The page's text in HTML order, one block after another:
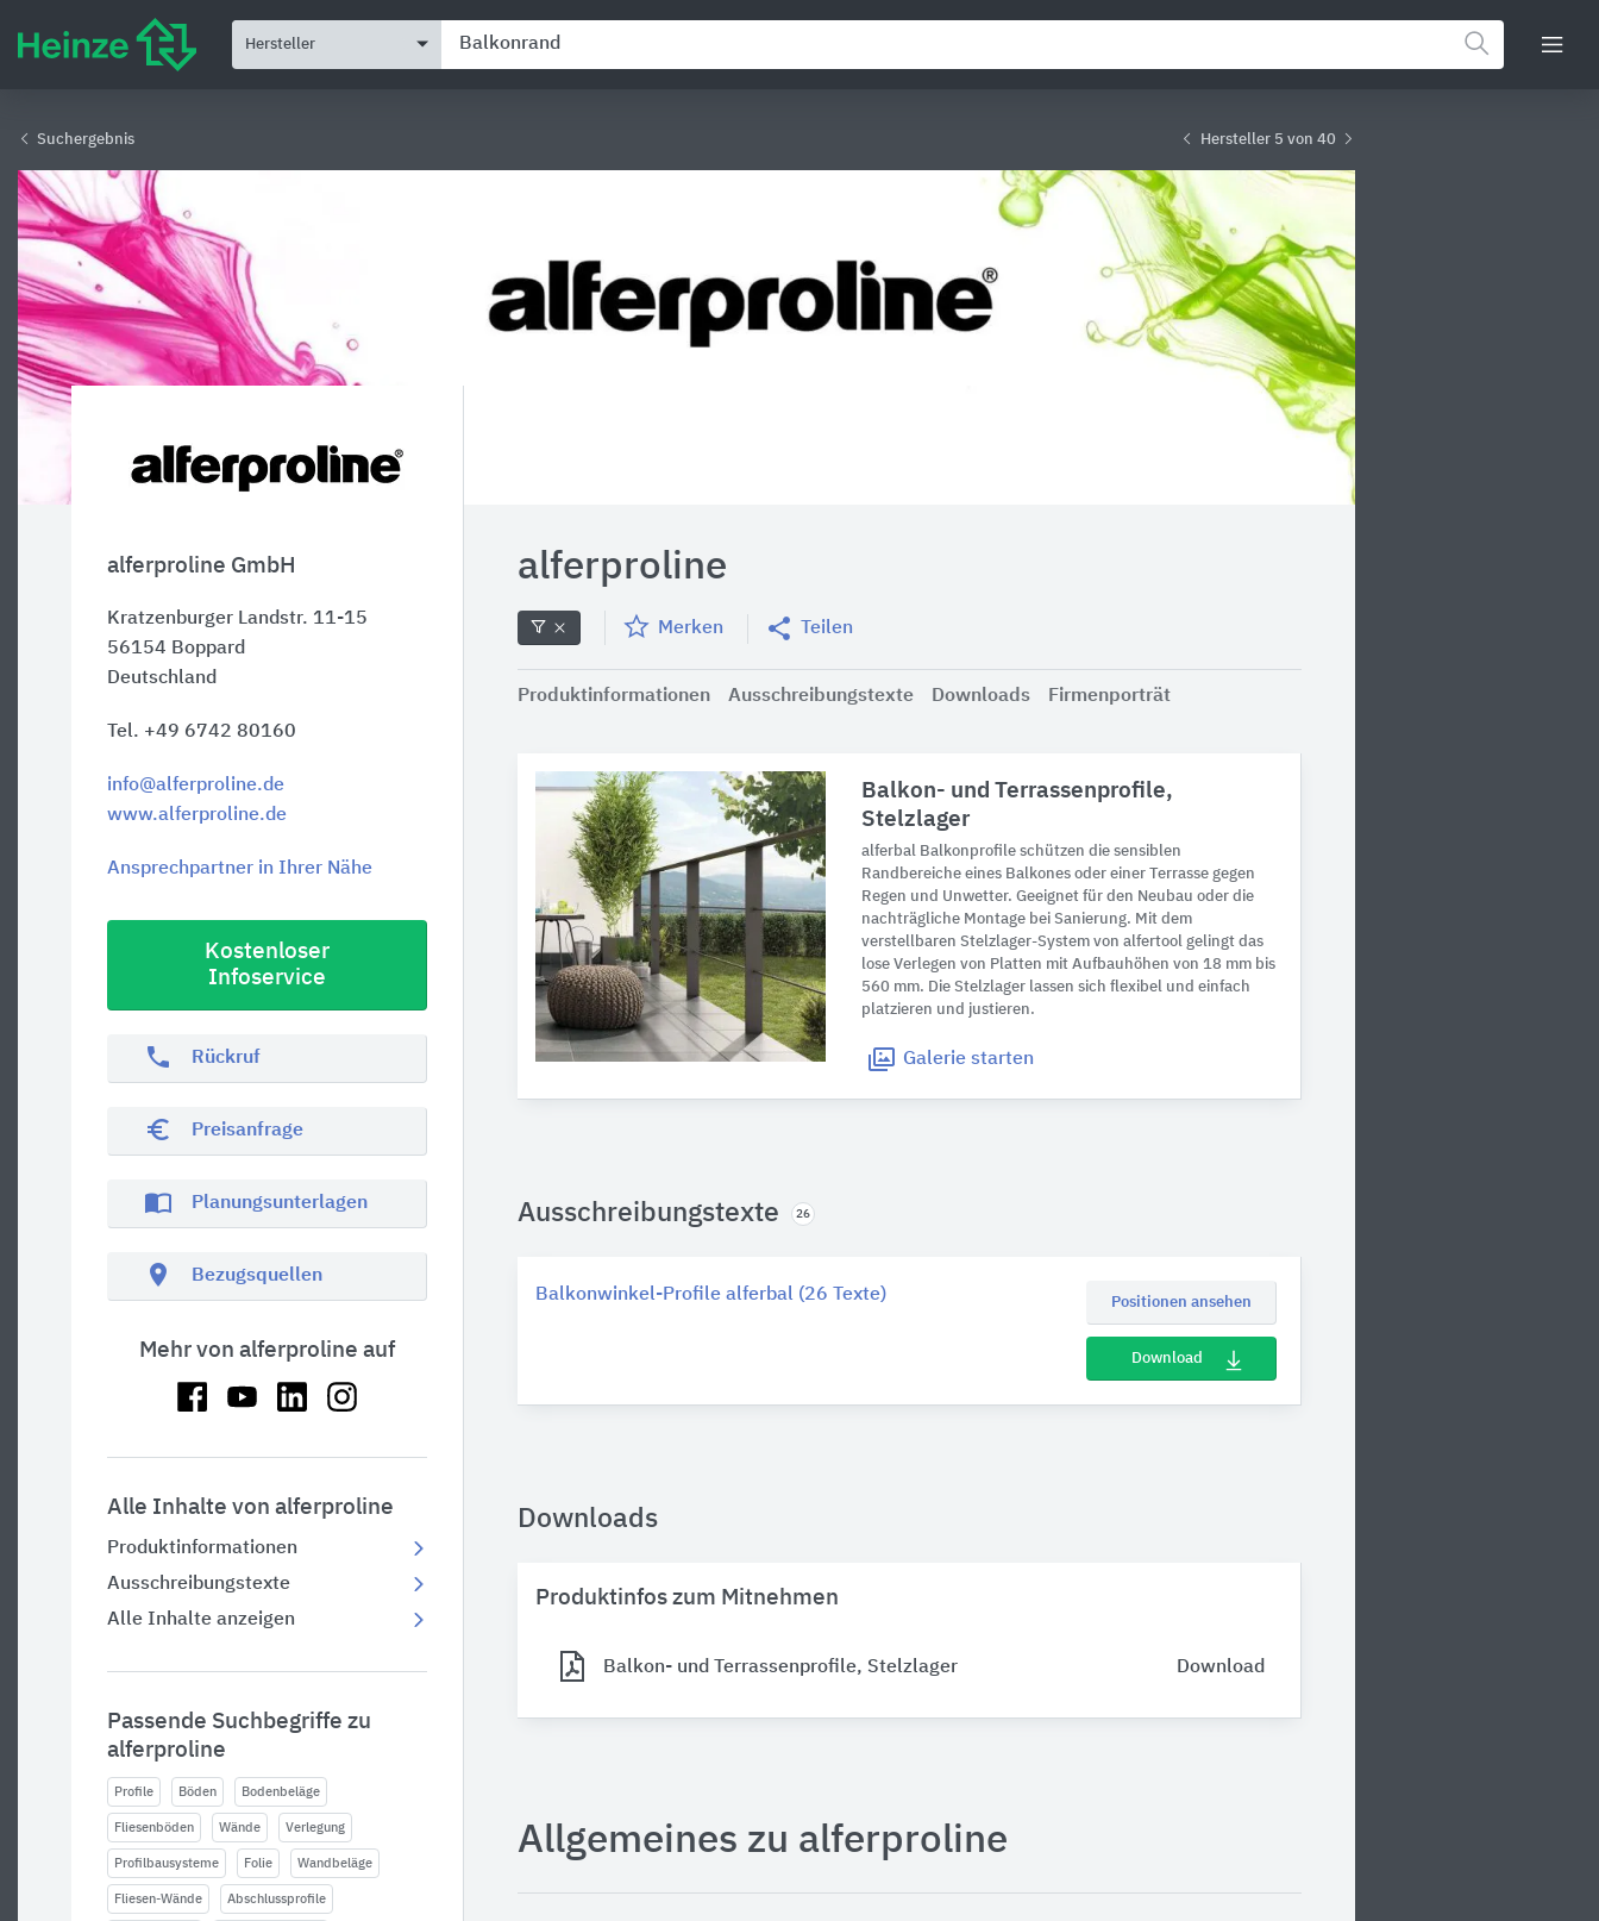
Hersteller
Suchergebnis Hersteller 5 von 40
alferproline GmbH
Kratzenburger Landstr. 11-15
56154 Boppard
Deutschland
Tel. +49 6742 80160
info@alferproline.de
www.alferproline.de
Ansprechpartner in Ihrer Nähe
Kostenloser
Infoservice
phone Rückruf
euro_symbol Preisanfrage
import_contacts Planungsunterlagen
location_on Bezugsquellen
Mehr von alferproline auf
Alle Inhalte von alferproline
Produktinformationen
Ausschreibungstexte
Alle Inhalte anzeigen
Passende Suchbegriffe zu
alferproline
Profile Böden Bodenbeläge
Fliesenböden Wände Verlegung
Profilbausysteme Folie Wandbeläge
Fliesen-Wände Abschlussprofile
alferproline
Merken Teilen
Produktinformationen Ausschreibungstexte Downloads Firmenporträt
Balkon- und Terrassenprofile,
Stelzlager
alferbal Balkonprofile schützen die sensiblen
Randbereiche eines Balkones oder einer Terrasse gegen
Regen und Unwetter. Geeignet für den Neubau oder die
nachträgliche Montage bei Sanierung. Mit dem
verstellbaren Stelzlager-System von alfertool gelingt das
lose Verlegen von Platten mit Aufbauhöhen von 18 mm bis
560 mm. Die Stelzlager lassen sich flexibel und einfach
platzieren und justieren.
Galerie starten
Ausschreibungstexte 26
Balkonwinkel-Profile alferbal (26 Texte) Positionen ansehen
Download
Downloads
Produktinfos zum Mitnehmen
Balkon- und Terrassenprofile, Stelzlager Download
Allgemeines zu alferproline